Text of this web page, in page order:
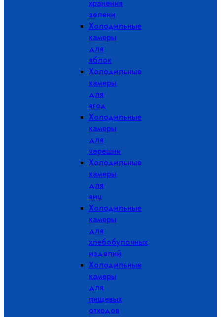
хранения
зелени
Холодильные
камеры
для
яблок
Холодильные
камеры
для
ягод
Холодильные
камеры
для
черешни
Холодильные
камеры
для
яиц
Холодильные
камеры
для
хлебобулочных
изделий
Холодильные
камеры
для
пищевых
отходов